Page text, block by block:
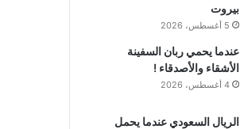
بيروت
5 أغسطس، 2026
عندما يحمي ربان السفينة
الأشقاء والأصدقاء !
4 أغسطس، 2026
الريال السعودي عندما يحمل